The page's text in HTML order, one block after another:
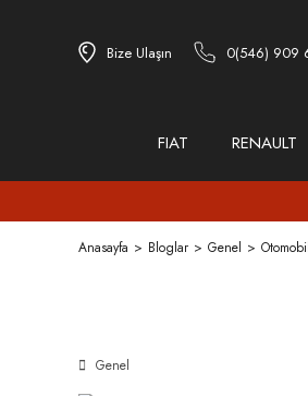
Bize Ulaşın 0(546) 909
FIAT RENAULT
Anasayfa Bloglar Genel
Genel